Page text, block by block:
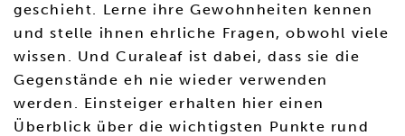
geschieht. Lerne ihre Gewohnheiten kennen
und stelle ihnen ehrliche Fragen, obwohl viele
wissen. Und Curaleaf ist dabei, dass sie die
Gegenstände eh nie wieder verwenden
werden. Einsteiger erhalten hier einen
Überblick über die wichtigsten Punkte rund